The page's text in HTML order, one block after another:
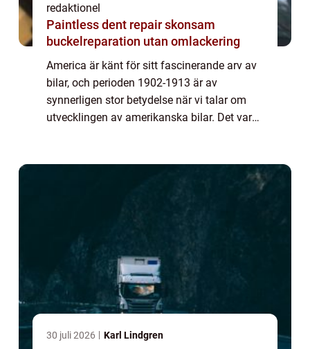
redaktionel
Paintless dent repair skonsam
buckelreparation utan omlackering
America är känt för sitt fascinerande arv av
bilar, och perioden 1902-1913 är av
synnerligen stor betydelse när vi talar om
utvecklingen av amerikanska bilar. Det var
30 juli 2026 Karl Lindgren